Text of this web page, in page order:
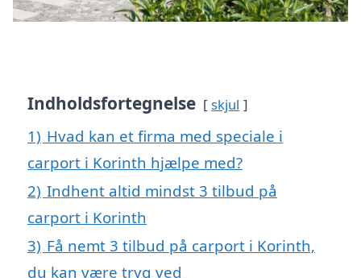
Indholdsfortegnelse skjul
1) Hvad kan et firma med speciale i
carport i Korinth hjælpe med?
2) Indhent altid mindst 3 tilbud på
carport i Korinth
3) Få nemt 3 tilbud på carport i Korinth,
du kan være tryg ved